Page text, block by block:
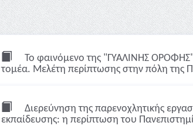
Το φαινόμενο της "ΓΥΑΛΙΝΗΣ ΟΡΟΦΗΣ"
τομέα. Μελέτη περίπτωσης στην πόλη της
Διερεύνηση της παρενοχλητικής
εκπαίδευσης: η περίπτωση του